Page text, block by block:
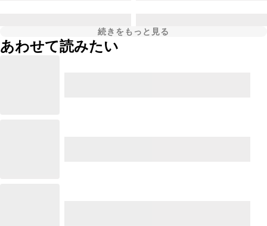
続きをもっと見る
あわせて読みたい